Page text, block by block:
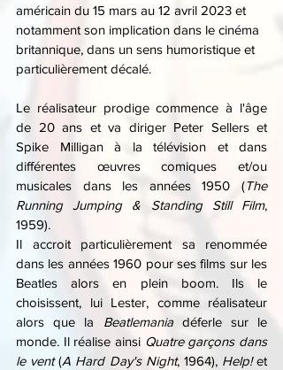
américain du 15 mars au 12 avril 2023 et
notamment son implication dans le cinéma
britannique, dans un sens humoristique et
particulièrement décalé.
Le réalisateur prodige commence à l'âge
de 20 ans et va diriger Peter Sellers et
Spike Milligan à la télévision et dans
différentes œuvres comiques et/ou
musicales dans les années 1950 (The
Running Jumping & Standing Still Film,
1959).
Il accroit particulièrement sa renommée
dans les années 1960 pour ses films sur les
Beatles alors en plein boom. Ils le
choisissent, lui Lester, comme réalisateur
alors que la Beatlemania déferle sur le
monde. Il réalise ainsi Quatre garçons dans
le vent (A Hard Day's Night, 1964), Help!
et